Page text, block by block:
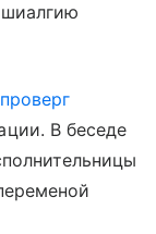
В беседе